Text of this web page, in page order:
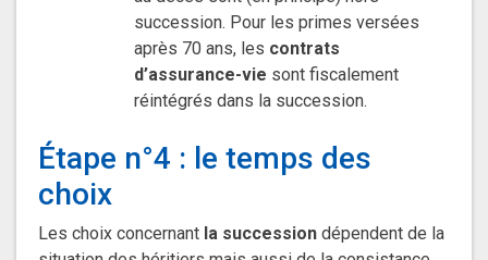
succession. Pour les primes versées
après 70 ans, les contrats
d’assurance-vie sont fiscalement
réintégrés dans la succession.
Étape n°4 : le temps des
choix
Les choix concernant la succession dépendent de la